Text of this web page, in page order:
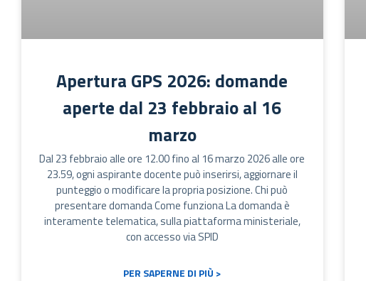
Apertura GPS 2026: domande
aperte dal 23 febbraio al 16
marzo
Dal 23 febbraio alle ore 12.00 fino al 16 marzo 2026 alle ore
23.59, ogni aspirante docente può inserirsi, aggiornare il
punteggio o modificare la propria posizione. Chi può
presentare domanda Come funziona La domanda è
interamente telematica, sulla piattaforma ministeriale,
con accesso via SPID
PER SAPERNE DI PIÙ >